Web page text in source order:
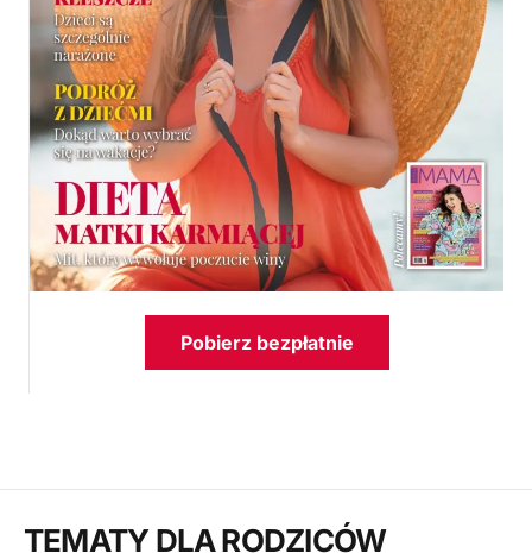
Pobierz bezpłatnie
TEMATY DLA RODZICÓW